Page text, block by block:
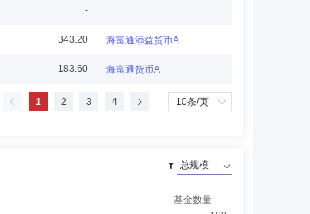
华会计师事务所高级经理，现任上海市会计学
运集团股份有限公司独立董事，浙江蓝能氢能
有限公司副总经理、高腾国际资产管理有限公
-
343.20 海富通添益货币A
183.60 海富通货币A
1 2 3 4